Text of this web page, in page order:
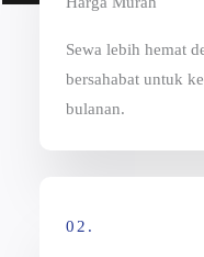
Sewa lebih hemat
bersahabat untuk
bulanan.
02.